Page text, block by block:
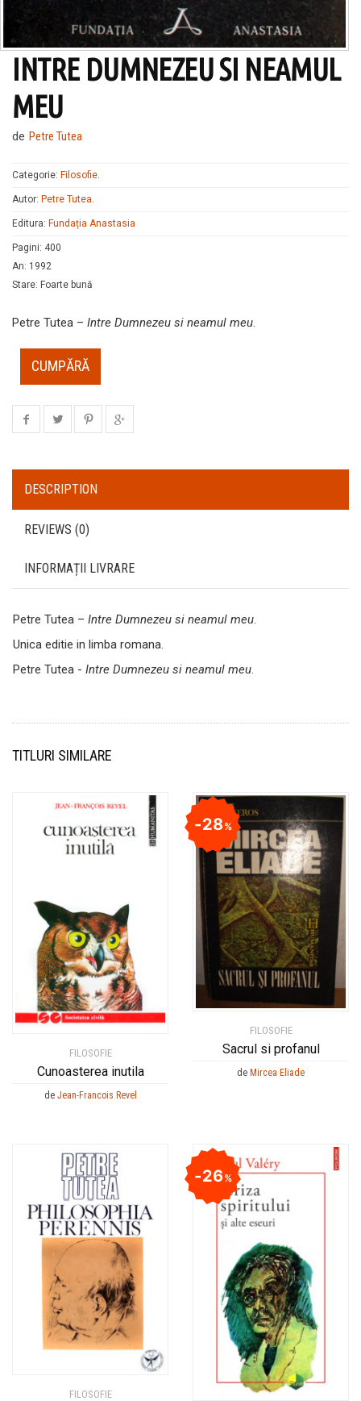
INTRE DUMNEZEU SI NEAMUL
MEU
de Petre Tutea
Categorie: Filosofie
Autor: Petre Tutea
Editura: Fundația Anastasia
Pagini: 400
An: 1992
Stare: Foarte bună
Petre Tutea – Intre Dumnezeu si neamul meu.
CUMPĂRĂ
DESCRIPTION
REVIEWS (0)
INFORMAȚII LIVRARE
Petre Tutea – Intre Dumnezeu si neamul meu.
Unica editie in limba romana.
Petre Tutea - Intre Dumnezeu si neamul meu.
TITLURI SIMILARE
FILOSOFIE
Cunoasterea inutila
de Jean-Francois Revel
FILOSOFIE
Sacrul si profanul
28%
de Mircea Eliade
FILOSOFIE
26%